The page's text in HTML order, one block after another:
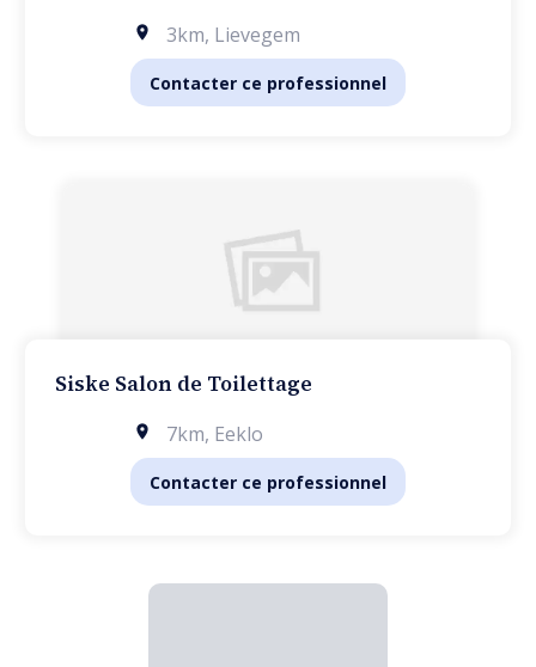
3km, Lievegem
Contacter ce professionnel
Siske Salon de Toilettage
7km, Eeklo
Contacter ce professionnel